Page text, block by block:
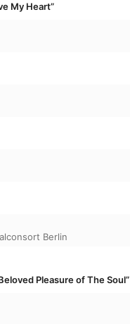
My Heart”
Berlin
Pleasure of The Soul”